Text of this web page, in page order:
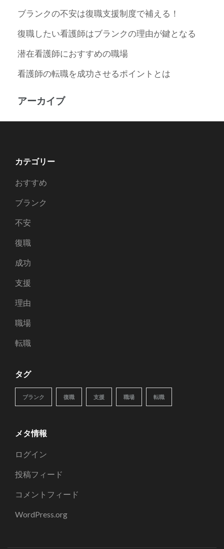
ブランクの不安は復職支援制度で補える！
復職したい看護師はブランクの理由が鍵となる
潜在看護師におすすめの職場
看護師の転職を成功させるポイントとは
アーカイブ
カテゴリー
おすすめ
ブランク
不安
復職
成功
支援
理由
職場
転職
タグ
ブランク 復職 支援 職場 転職
メタ情報
ログイン
投稿フィード
コメントフィード
WordPress.org